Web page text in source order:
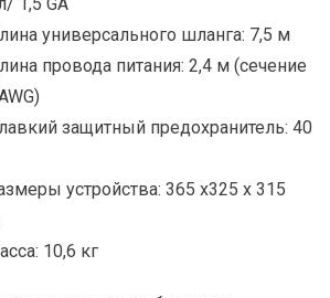
универсального шланга: 7,5 м
провода питания: 2,4 м (сечение
защитный предохранитель: 40
устройства: 365 x325 x 315
10,6 кг